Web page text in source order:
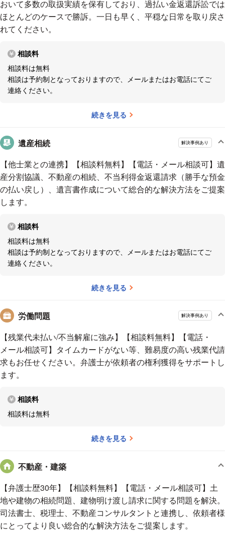
登山、釣り（海でも川でも） コミック（漫画）読書
地下鉄東西線西18丁目駅の1番出口から徒歩3分
あります。 結果的に依頼者の熱意が伝わり、「やってよかった」という
結果になることもあります。難しいと思っても、時には諦めずにやってみ
る姿勢が大事なこともあります。
者がヤミ金業者に損害賠償を求めた裁判で、著しく高利での貸金契約は無
効で、すでに返済してしまった分は損害として賠償請求できるという最高
裁判決を勝ち取ったことです。 たしかに法律論からすれば、最高裁判所
の結論におかしい点はありません。しかし、借りたお金は返すものと心の
た。「闇金から借りたお金を返さなくてよい」という最高裁判決は、この
ていて、ヤミ金からの借金の返済や取り立てに苦しんでいる方も少なから
える人が駆け込める場所でありたい
ーープライベートについても伺い
ます。休日はどのようにお過ごしですか。
昔はよく登山や釣りに行
っていました。登山は高校時代に山岳部に入って始めました。釣りは小学
校の頃からやっていて、海釣りも川釣りもします。ここに魚がいるだろう
てお聞かせください。
っしゃいます。引き続きそういった方々の力になりたいです。
が増えている相続分野に関しては、家族信託についても勉強をし、取り組
んでいければと考えています。
かった」と言う相談者が少なくありません。弁護士は敷居が高いなど、さ
み、手遅れになってしまうこともあります。手遅れになる前に早めにご相
おいて多数の取扱実績を保有しており、過払い金返還訴訟では
ほとんどのケースで勝訴。一日も早く、平穏な日常を取り戻さ
れてください。
相談料
相談料は無料
相談は予約制となっておりますので、メールまたはお電話にてご
連絡ください。
続きを見る
遺産相続 解決事例あり
【他士業との連携】【相談料無料】【電話・メール相談可】遺
産分割協議、不動産の相続、不当利得金返還請求（勝手な預金
の払い戻し）、遺言書作成について総合的な解決方法をご提案
します。
相談料
相談料は無料
相談は予約制となっておりますので、メールまたはお電話にてご
連絡ください。
続きを見る
労働問題 解決事例あり
【残業代未払い/不当解雇に強み】【相談料無料】【電話・
メール相談可】タイムカードがない等、難易度の高い残業代請
求もお任せください。弁護士が依頼者の権利獲得をサポートし
ます。
相談料
相談料は無料
続きを見る
不動産・建築
【弁護士歴30年】【相談料無料】【電話・メール相談可】土
地や建物の相続問題、建物明け渡し請求に関する問題を解決。
司法書士、税理士、不動産コンサルタントと連携し、依頼者様
にとってより良い総合的な解決方法をご提案します。